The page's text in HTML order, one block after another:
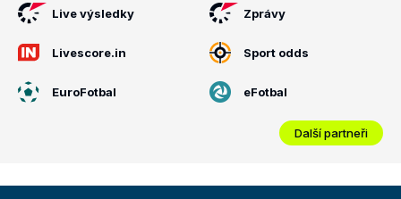
Live výsledky Zprávy
Livescore.in Sport odds
EuroFotbal eFotbal
Další partneři